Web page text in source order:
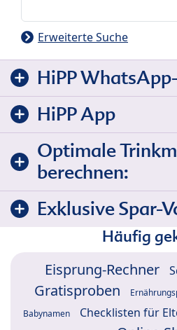
Erweiterte Suche
HiPP
HiPP App
Optimale
berechnen:
Exklusive Spar-
Häufig
Eisprung-Rechner
Gratisproben
Babynamen Checklisten für